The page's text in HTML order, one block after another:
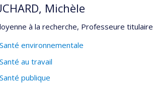
Michèle
à la recherche, Professeure titulaire
Santé environnementale
Santé au travail
Santé publique